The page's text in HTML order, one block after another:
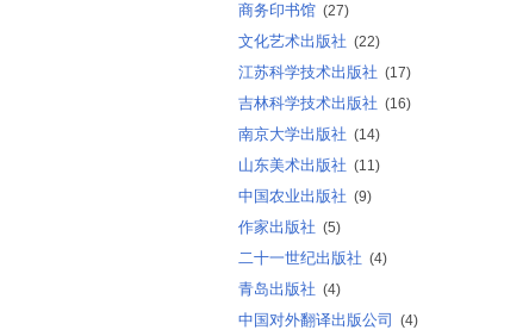
商务印书馆 (27)
文化艺术出版社 (22)
江苏科学技术出版社 (17)
吉林科学技术出版社 (16)
南京大学出版社 (14)
山东美术出版社 (11)
中国农业出版社 (9)
作家出版社 (5)
二十一世纪出版社 (4)
青岛出版社 (4)
中国对外翻译出版公司 (4)